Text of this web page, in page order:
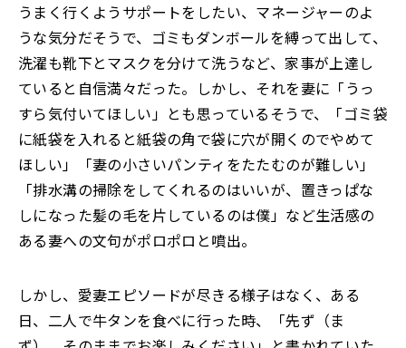
うまく行くようサポートをしたい、マネージャーのよ
うな気分だそうで、ゴミもダンボールを縛って出して、
洗濯も靴下とマスクを分けて洗うなど、家事が上達し
ていると自信満々だった。しかし、それを妻に「うっ
すら気付いてほしい」とも思っているそうで、「ゴミ袋
に紙袋を入れると紙袋の角で袋に穴が開くのでやめて
ほしい」「妻の小さいパンティをたたむのが難しい」
「排水溝の掃除をしてくれるのはいいが、置きっぱな
しになった髪の毛を片しているのは僕」など生活感の
ある妻への文句がポロポロと噴出。
しかし、愛妻エピソードが尽きる様子はなく、ある
日、二人で牛タンを食べに行った時、「先ず（ま